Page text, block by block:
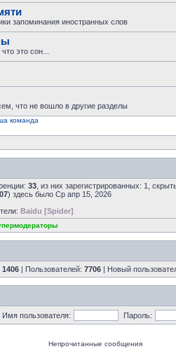
запоминания иностранных слов
это сон...
что не вошло в другие разделы
команда
33 , из них зарегистрированных: 1,
) здесь было Ср апр 15, 2026
Baidu [Spider]
1406 | Пользователей: 7706 | Новый
Имя пользователя: Пароль:
Непрочитанные сообщения